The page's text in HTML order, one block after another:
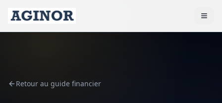
Retour au guide financier